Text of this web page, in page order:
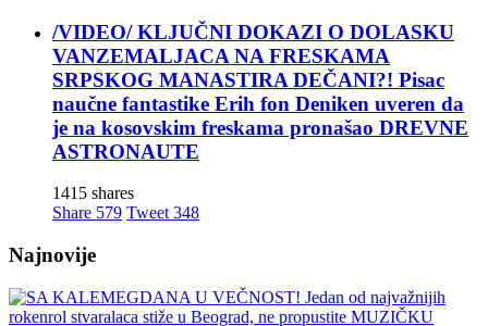
/VIDEO/ KLJUČNI DOKAZI O DOLASKU
VANZEMALJACA NA FRESKAMA
SRPSKOG MANASTIRA DEČANI?! Pisac
naučne fantastike Erih fon Deniken uveren da
je na kosovskim freskama pronašao DREVNE
ASTRONAUTE
1415 shares
Share 579 Tweet 348
Najnovije